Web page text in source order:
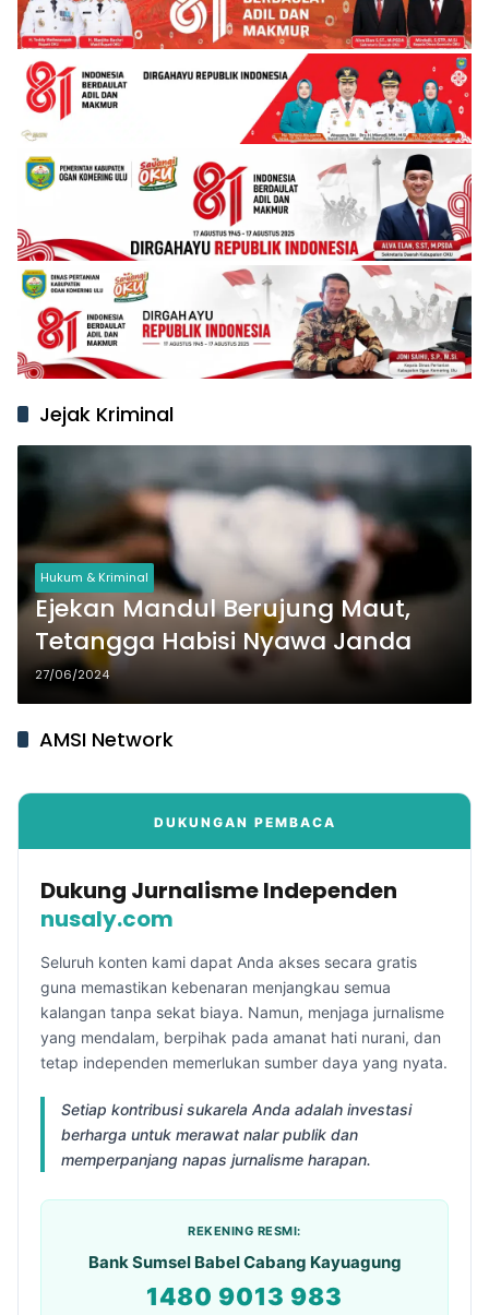
Jejak Kriminal
Hukum & Kriminal
Ejekan Mandul Berujung Maut,
Tetangga Habisi Nyawa Janda
27/06/2024
AMSI Network
DUKUNGAN PEMBACA
Dukung Jurnalisme Independen
nusaly.com
Seluruh konten kami dapat Anda akses secara gratis
guna memastikan kebenaran menjangkau semua
kalangan tanpa sekat biaya. Namun, menjaga jurnalisme
yang mendalam, berpihak pada amanat hati nurani, dan
tetap independen memerlukan sumber daya yang nyata.
Setiap kontribusi sukarela Anda adalah investasi
berharga untuk merawat nalar publik dan
memperpanjang napas jurnalisme harapan.
REKENING RESMI:
Bank Sumsel Babel Cabang Kayuagung
1480 9013 983